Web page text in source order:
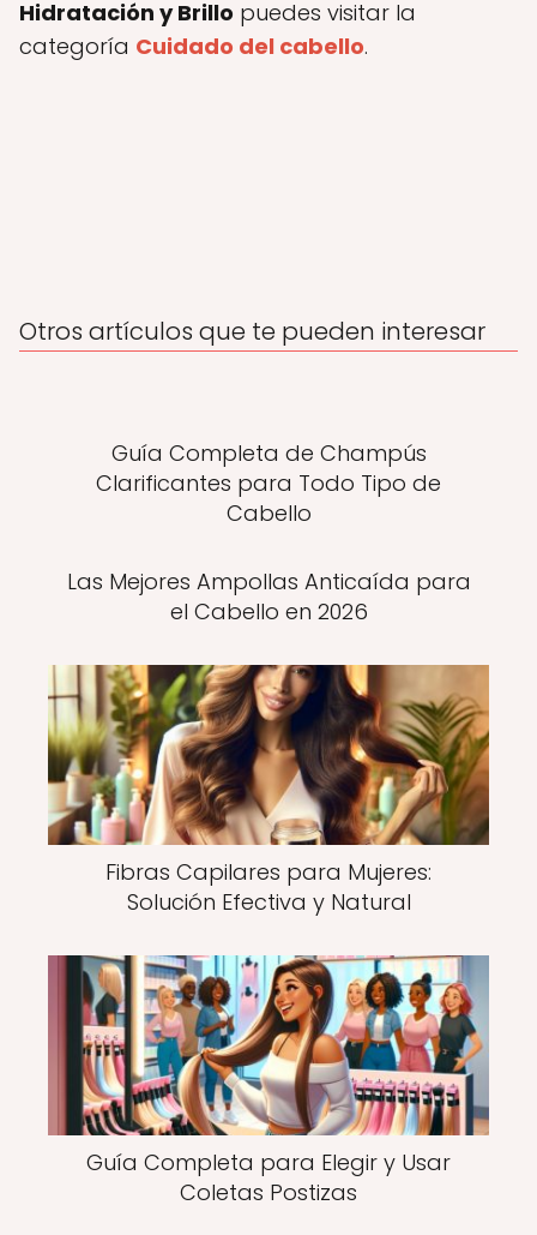
Hidratación y Brillo puedes visitar la
categoría Cuidado del cabello.
Otros artículos que te pueden interesar
Guía Completa de Champús
Clarificantes para Todo Tipo de
Cabello
Las Mejores Ampollas Anticaída para
el Cabello en 2026
Fibras Capilares para Mujeres:
Solución Efectiva y Natural
Guía Completa para Elegir y Usar
Coletas Postizas